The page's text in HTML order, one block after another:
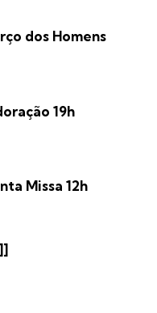
dos Homens
19h
Missa 12h